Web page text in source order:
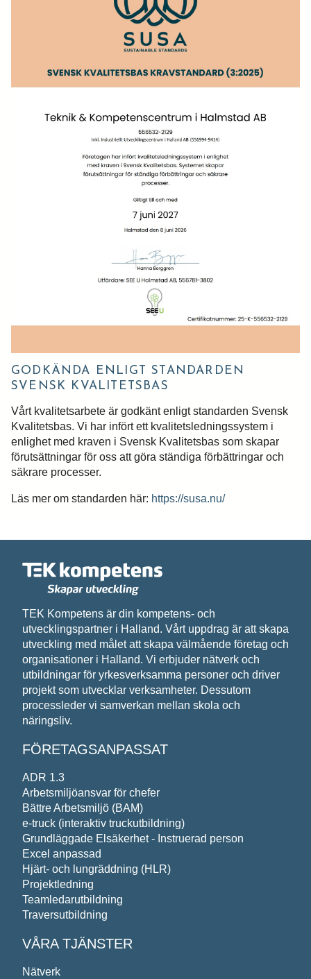
GODKÄNDA ENLIGT STANDARDEN
SVENSK KVALITETSBAS
Vårt kvalitetsarbete är godkänt enligt standarden Svensk
Kvalitetsbas. Vi har infört ett kvalitetsledningssystem i
enlighet med kraven i Svensk Kvalitetsbas som skapar
förutsättningar för oss att göra ständiga förbättringar och
säkrare processer.
Läs mer om standarden här: https://susa.nu/
TEK Kompetens är din kompetens- och
utvecklingspartner i Halland. Vårt uppdrag är att skapa
utveckling med målet att skapa välmående företag och
organisationer i Halland. Vi erbjuder nätverk och
utbildningar för yrkesverksamma personer och driver
projekt som utvecklar verksamheter. Dessutom
processleder vi samverkan mellan skola och
näringsliv.
FÖRETAGSANPASSAT
ADR 1.3
Arbetsmiljöansvar för chefer
Bättre Arbetsmiljö (BAM)
e-truck (interaktiv truckutbildning)
Grundläggade Elsäkerhet - Instruerad person
Excel anpassad
Hjärt- och lungräddning (HLR)
Projektledning
Teamledarutbildning
Traversutbildning
VÅRA TJÄNSTER
Nätverk
Skriv till oss om vad du har för behov och
önskemål, så återkommer vi med svar.
Vi behandlar dina personuppgifter i enlighet med